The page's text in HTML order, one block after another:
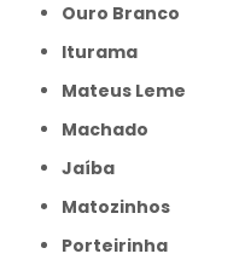
Ouro Branco
Iturama
Mateus Leme
Machado
Jaíba
Matozinhos
Porteirinha